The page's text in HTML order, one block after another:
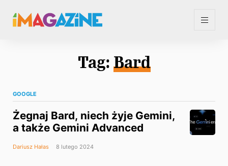
Tag: Bard
GOOGLE
Żegnaj Bard, niech żyje Gemini,
a także Gemini Advanced
Dariusz Hałas 8 lutego 2024